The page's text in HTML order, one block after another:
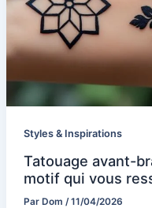
Styles & Inspirations
Tatouage avant-
motif qui vous
Par Dom /11/04/2026